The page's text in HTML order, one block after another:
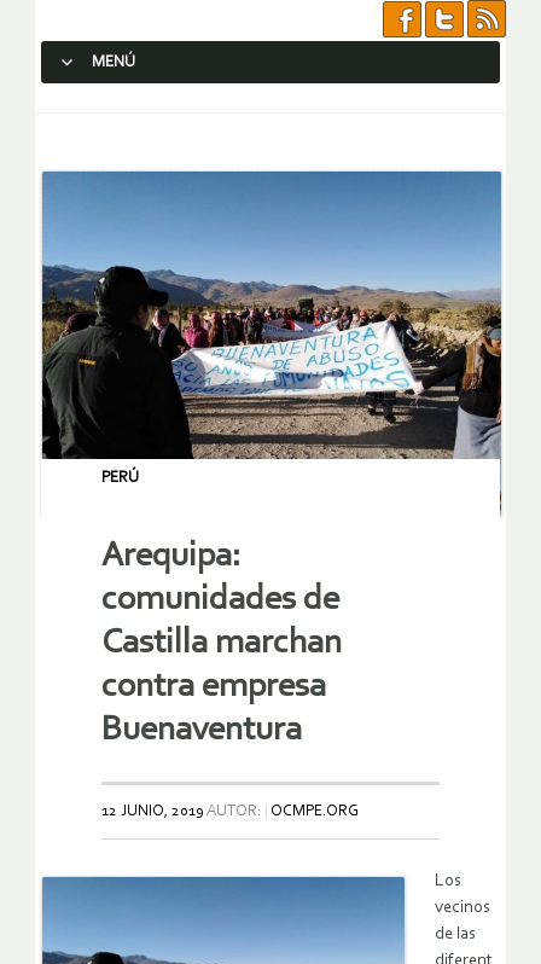
MENÚ
PERÚ
Arequipa:
comunidades de
Castilla marchan
contra empresa
Buenaventura
12 JUNIO, 2019 AUTOR: OCMPE.ORG
Los
vecinos
de las